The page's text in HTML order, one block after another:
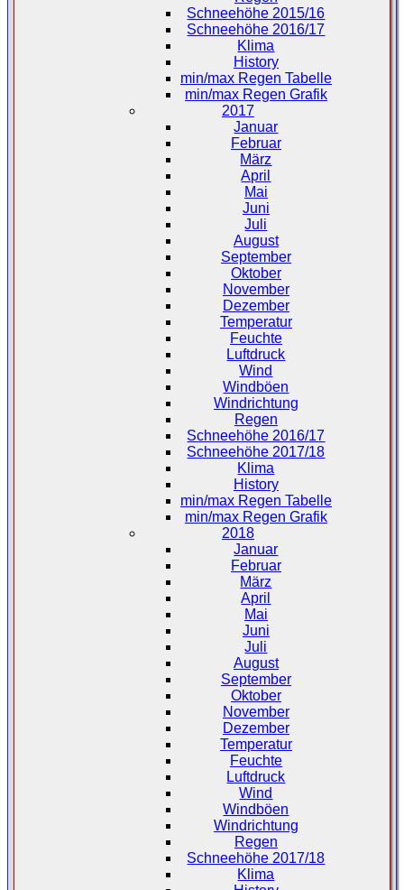
Schneehöhe 2015/16
Schneehöhe 2016/17
Klima
History
min/max Regen Tabelle
min/max Regen Grafik
2017
Januar
Februar
März
April
Mai
Juni
Juli
August
September
Oktober
November
Dezember
Temperatur
Feuchte
Luftdruck
Wind
Windböen
Windrichtung
Regen
Schneehöhe 2016/17
Schneehöhe 2017/18
Klima
History
min/max Regen Tabelle
min/max Regen Grafik
2018
Januar
Februar
März
April
Mai
Juni
Juli
August
September
Oktober
November
Dezember
Temperatur
Feuchte
Luftdruck
Wind
Windböen
Windrichtung
Regen
Schneehöhe 2017/18
Klima